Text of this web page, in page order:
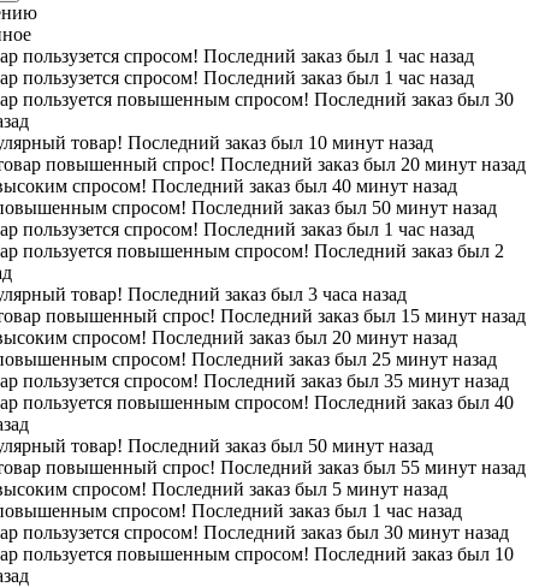
пользузется спросом! Последний заказ был 1 час назад
пользузется спросом! Последний заказ был 1 час назад
пользуется повышенным спросом! Последний заказ был 30
товар! Последний заказ был 10 минут назад
повышенный спрос! Последний заказ был 20 минут назад
спросом! Последний заказ был 40 минут назад
спросом! Последний заказ был 50 минут назад
пользузется спросом! Последний заказ был 1 час назад
пользуется повышенным спросом! Последний заказ был 2
товар! Последний заказ был 3 часа назад
повышенный спрос! Последний заказ был 15 минут назад
спросом! Последний заказ был 20 минут назад
спросом! Последний заказ был 25 минут назад
пользузется спросом! Последний заказ был 35 минут назад
пользуется повышенным спросом! Последний заказ был 40
товар! Последний заказ был 50 минут назад
повышенный спрос! Последний заказ был 55 минут назад
спросом! Последний заказ был 5 минут назад
спросом! Последний заказ был 1 час назад
пользузется спросом! Последний заказ был 30 минут назад
пользуется повышенным спросом! Последний заказ был 10